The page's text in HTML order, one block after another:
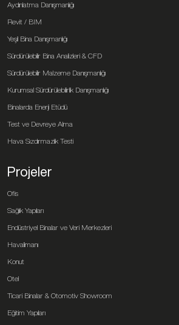
Aydınlatma Danışmanlığı
Revit / BIM
Yeşil Bina Danışmanlığı
Sürdürülebilir Bina Analizleri & CFD
Sürdürülebilir Malzeme Danışmanlığı
Kurumsal Sürdürülebilirlik Danışmanlığı
Binalarda Enerji Etüdü
Test ve Devreye Alma
Hava Sızdırmazlık Testi
Projeler
Ofis
Sağlık Yapıları
Endüstriyel Binalar ve Veri Merkezleri
Havalimanı
Konut
Otel
Ticari Binalar & Otomotiv Showroom
Eğitim Yapıları